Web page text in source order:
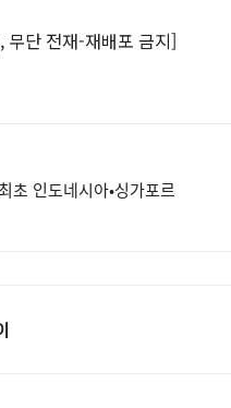
무단 전재-재배포 금지]
초 인도네시아•싱가포르